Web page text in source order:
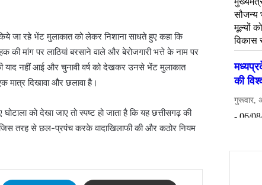
जा रहे भेंट मुलाकात को लेकर निशाना साधते हुए कहा कि
मांग पर लाठियां बरसाने वाले और बेरोजगारी भत्ते के नाम पर
नहीं आई और चुनावी वर्ष को देखकर उनसे भेंट मुलाकात
दिखावा और छलावा है।
को देखा जाए तो स्पष्ट हो जाता है कि यह छत्तीसगढ़ की
जिस तरह से छल-प्रपंच करके वादाखिलाफी की और कठोर नियम